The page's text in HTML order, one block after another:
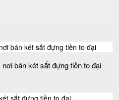
nơi bán két sắt đựng tiền to đại